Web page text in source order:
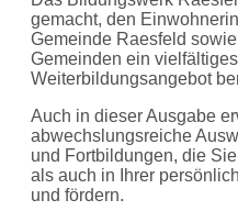
gemacht, den
Gemeinde Raesfeld
Gemeinden ein
Weiterbildungsangebot
Auch in dieser Ausgabe
abwechslungsreiche
und Fortbildungen, die
als auch in Ihrer
und fördern.